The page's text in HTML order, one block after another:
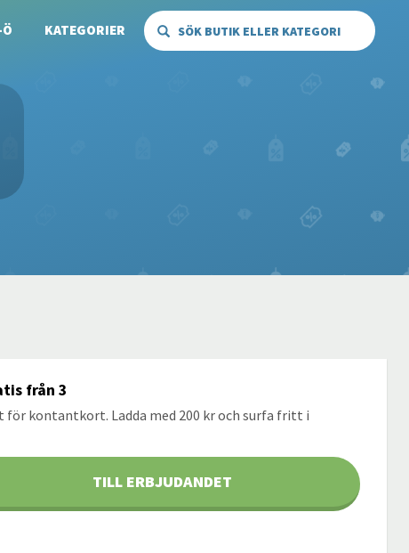
KATEGORIER SÖK BUTIK ELLER KATEGORI
från 3
kontantkort. Ladda med 200 kr och surfa fritt i
TILL ERBJUDANDET